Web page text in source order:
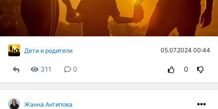
Дети и родители 05.07.2024 00:44
311 0 0
Жанна Антипова